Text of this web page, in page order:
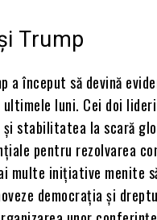
Trump
a început să devină
luni. Cei doi
și stabilitatea la scară
pentru rezolvarea
multe inițiative menite
democrația și